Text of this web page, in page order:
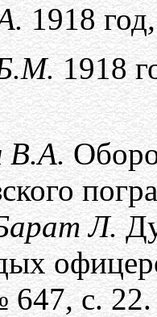
1918 год
1918
В.А.
Л.
647,с. 22.